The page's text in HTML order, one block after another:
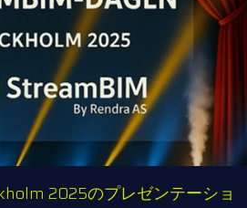
2025のプレゼンテーショ